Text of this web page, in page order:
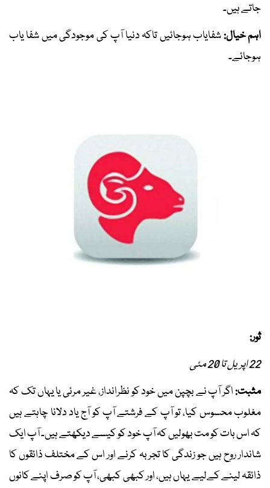
جاتے ہیں۔
اہم خیال:شفایاب ہوجائیں تاکہ دنیا آپ کی موجودگی میں شفا یاب
ہوجائے۔
ثور:
22 اپریل تا 20 مئی
مثبت:اگر آپ نے بچپن میں خود کو نظرانداز، غیر مرئی یا یہاں تک کہ
مغلوب محسوس کیا، تو آپ کے فرشتے آپ کو آج یاد دلانا چاہتے ہیں
کہ اس بات کو مت بھولیں کہ آپ خود کو کیسے دیکھتے ہیں۔ آپ ایک
شاندار روح ہیں جو زندگی کا تجربہ کرنے اور اس کے مختلف ذائقوں کا
ذائقہ لینے کےلیے یہاں ہیں، اور کبھی کبھی، آپ کو صرف اپنے کانوں